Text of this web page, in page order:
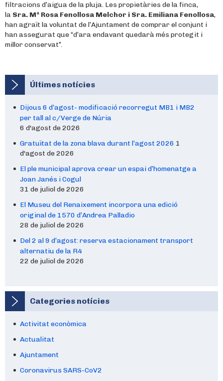
filtracions d’aigua de la pluja. Les propietàries de la finca,
la Sra. Mª Rosa Fenollosa Melchor i Sra. Emiliana Fenollosa,
han agraït la voluntat de l’Ajuntament de comprar el conjunt i
han assegurat que “d’ara endavant quedarà més protegit i
millor conservat”.
Últimes notícies
Dijous 6 d’agost- modificació recorregut MB1 i MB2
per tall al c/Verge de Núria
6 d'agost de 2026
Gratuïtat de la zona blava durant l’agost 2026 1
d'agost de 2026
El ple municipal aprova crear un espai d’homenatge a
Joan Janés i Cogul
31 de juliol de 2026
El Museu del Renaixement incorpora una edició
original de 1570 d’Andrea Palladio
28 de juliol de 2026
Del 2 al 9 d’agost: reserva estacionament transport
alternatiu de la R4
22 de juliol de 2026
Categories notícies
Activitat econòmica
Actualitat
Ajuntament
Coronavirus SARS-CoV2